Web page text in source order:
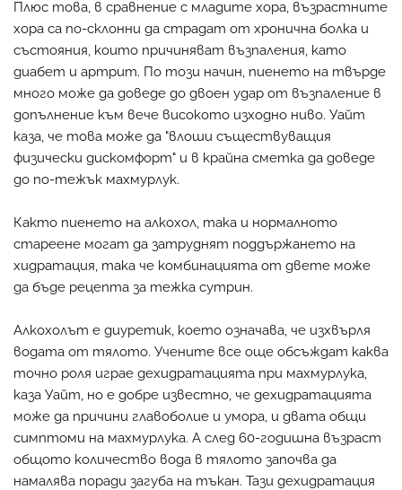
Плюс това, в сравнение с младите хора, възрастните
хора са по-склонни да страдат от хронична болка и
състояния, които причиняват възпаления, като
диабет и артрит. По този начин, пиенето на твърде
много може да доведе до двоен удар от възпаление в
допълнение към вече високото изходно ниво. Уайт
каза, че това може да "влоши съществуващия
физически дискомфорт" и в крайна сметка да доведе
до по-тежък махмурлук.
Както пиенето на алкохол, така и нормалното
стареене могат да затруднят поддържането на
хидратация, така че комбинацията от двете може
да бъде рецепта за тежка сутрин.
Алкохолът е диуретик, което означава, че изхвърля
водата от тялото. Учените все още обсъждат каква
точно роля играе дехидратацията при махмурлука,
каза Уайт, но е добре известно, че дехидратацията
може да причини главоболие и умора, и двата общи
симптоми на махмурлука. А след 60-годишна възраст
общото количество вода в тялото започва да
намалява поради загуба на тъкан. Тази дехидратация